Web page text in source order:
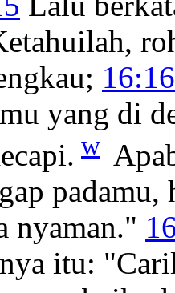
16:16
yang di
w
padamu,
nyaman."
itu: